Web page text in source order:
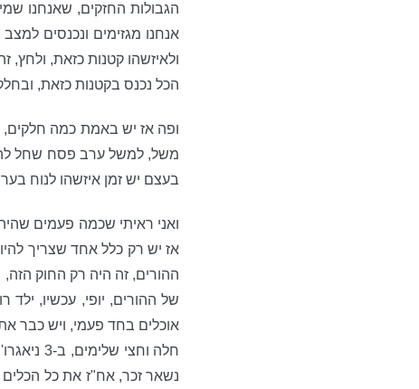
הגבולות החזקים, שאנחנו
אנחנו מגזימים ונכנסים
ולאיזשהו קטנות כזאת,
הכל נכנס בקטנות כזאת,
ופה אז יש באמת כמה חלקים,
משל, למשל ערב פסח שחל
בעצם יש זמן איזשהו לנוח
ואני ראיתי שכמה פעמים
אז יש רק כלל אחד שצריך
ההורים, זה היה רק החוק
של ההורים, יופי, עכשיו,
אוכלים בחד פעמי, ויש כבר
נשאר זכר, אח"ז את כל